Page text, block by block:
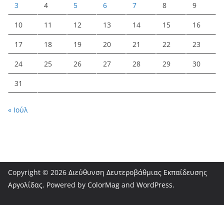
3 4 5 6 7 8 9
10 11 12 13 14 15 16
17 18 19 20 21 22 23
24 25 26 27 28 29 30
31
« Ιούλ
Copyright © 2026 Διεύθυνση Δευτεροβάθμιας Εκπαίδευσης
Αργολίδας. Powered by ColorMag and WordPress.